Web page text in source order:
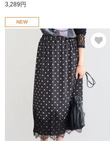
3,289円
NEW